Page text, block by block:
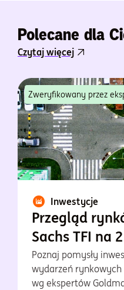
Polecane dla
Czytaj więcej
Zweryfikowany przez
Inwestycje
Przegląd
Sachs TFI na
Poznaj pomysły
wydarzeń rynkowych
wg ekspertów